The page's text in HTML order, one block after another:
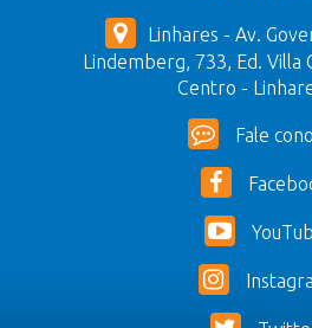
Linhares - Av.
Lindemberg, 733, Ed. Villa
Centro -
Fale